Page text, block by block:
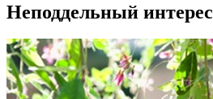
Неподдельный интерес